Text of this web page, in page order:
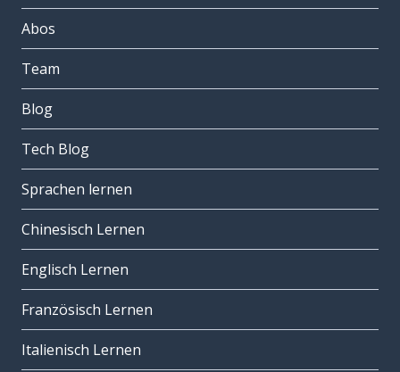
Abos
Team
Blog
Tech Blog
Sprachen lernen
Chinesisch Lernen
Englisch Lernen
Französisch Lernen
Italienisch Lernen